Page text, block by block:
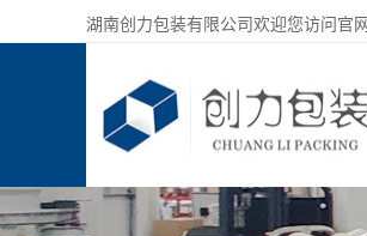
湖南创力包装有限公司欢迎您访问官